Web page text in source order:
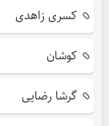
کسری زاهدی
کوشان
گرشا رضایی